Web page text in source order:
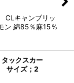
キャンブリッ
綿85％麻15％
ックスカー
イズ；2